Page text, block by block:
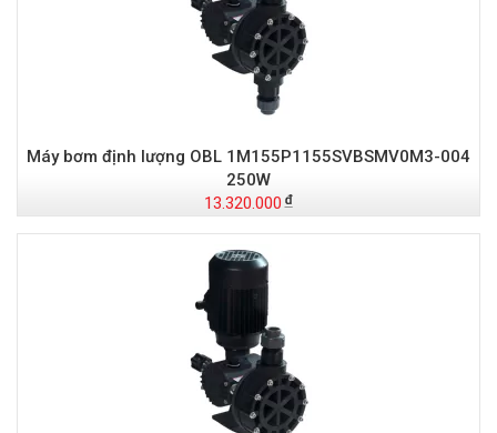
Máy bơm định lượng OBL 1M155P1155SVBSMV0M3-004
250W
13.320.000